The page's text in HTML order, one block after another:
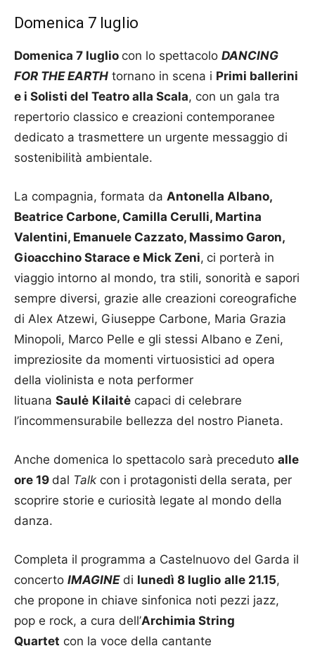
Domenica 7 luglio
Domenica 7 luglio con lo spettacolo DANCING
FOR THE EARTH tornano in scena i Primi ballerini
e i Solisti del Teatro alla Scala, con un gala tra
repertorio classico e creazioni contemporanee
dedicato a trasmettere un urgente messaggio di
sostenibilità ambientale.
La compagnia, formata da Antonella Albano,
Beatrice Carbone, Camilla Cerulli, Martina
Valentini, Emanuele Cazzato, Massimo Garon,
Gioacchino Starace e Mick Zeni, ci porterà in
viaggio intorno al mondo, tra stili, sonorità e sapori
sempre diversi, grazie alle creazioni coreografiche
di Alex Atzewi, Giuseppe Carbone, Maria Grazia
Minopoli, Marco Pelle e gli stessi Albano e Zeni,
impreziosite da momenti virtuosistici ad opera
della violinista e nota performer
lituana Saulė Kilaitė capaci di celebrare
l’incommensurabile bellezza del nostro Pianeta.
Anche domenica lo spettacolo sarà preceduto alle
ore 19 dal Talk con i protagonisti della serata, per
scoprire storie e curiosità legate al mondo della
danza.
Completa il programma a Castelnuovo del Garda il
concerto IMAGINEdi lunedì 8 luglio alle 21.15,
che propone in chiave sinfonica noti pezzi jazz,
pop e rock, a cura dell’Archimia String
Quartet con la voce della cantante